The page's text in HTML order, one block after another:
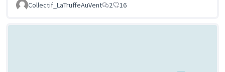
Collectif_LaTruffeAuVent 2 16